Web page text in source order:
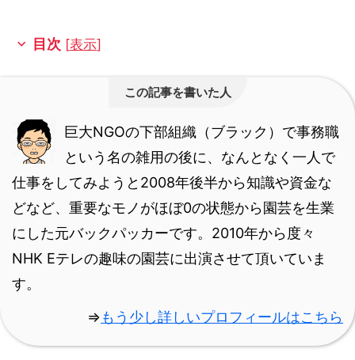
目次 [表示]
この記事を書いた人
巨大NGOの下部組織（ブラック）で事務職
という名の雑用の後に、なんとなく一人で
仕事をしてみようと2008年後半から知識や資金な
どなど、重要なモノがほぼ0の状態から園芸を生業
にした元バックパッカーです。 2010年から度々
NHK Eテレの趣味の園芸に出演させて頂いていま
す。
⇒もう少し詳しいプロフィールはこちら